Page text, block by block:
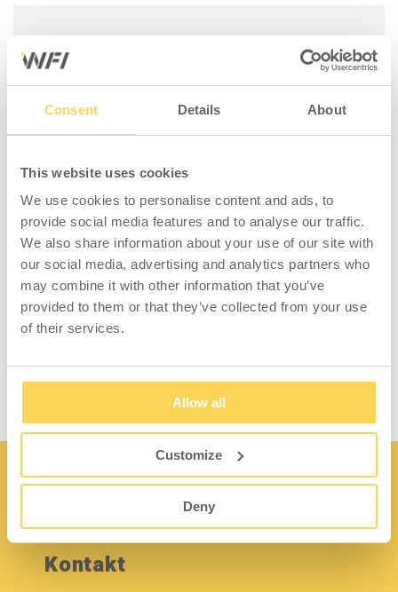
Consent Details About
This website uses cookies
We use cookies to personalise content and ads, to
provide social media features and to analyse our traffic.
We also share information about your use of our site with
our social media, advertising and analytics partners who
may combine it with other information that you’ve
provided to them or that they’ve collected from your use
of their services.
Allow all
Customize
Deny
Produktinformation - Mobil
Arbetsstation Manuell 1 ESD
Flexibel arbetsstation anpassad för ESD-
monteringsarbete. Arbetsstationen är manuellt
höjdjusterbar och utrustad med en ESD-
bordsskiva samt fyra svängbara hjul, varav två
med broms (hjuldiameter 100 mm). Tack vare
att konstruktionen även innefattar två
sammansvetsade perforerade pelare är det
möjligt att montera ett flertal standardtillbehör
som ledbara armar, skärmhållare och hyllplan.
Kontakt